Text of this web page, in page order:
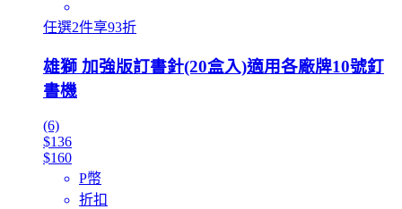
任選2件享93折
雄獅 加強版訂書針(20盒入)適用各廠牌10號釘
書機
(6)
$136
$160
P幣
折扣